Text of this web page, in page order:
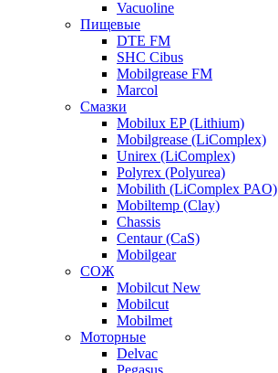
Vacuoline
Пищевые
DTE FM
SHC Cibus
Mobilgrease FM
Marcol
Смазки
Mobilux EP (Lithium)
Mobilgrease (LiComplex)
Unirex (LiComplex)
Polyrex (Polyurea)
Mobilith (LiComplex PAO)
Mobiltemp (Clay)
Chassis
Centaur (CaS)
Mobilgear
СОЖ
Mobilcut New
Mobilcut
Mobilmet
Моторные
Delvac
Pegasus